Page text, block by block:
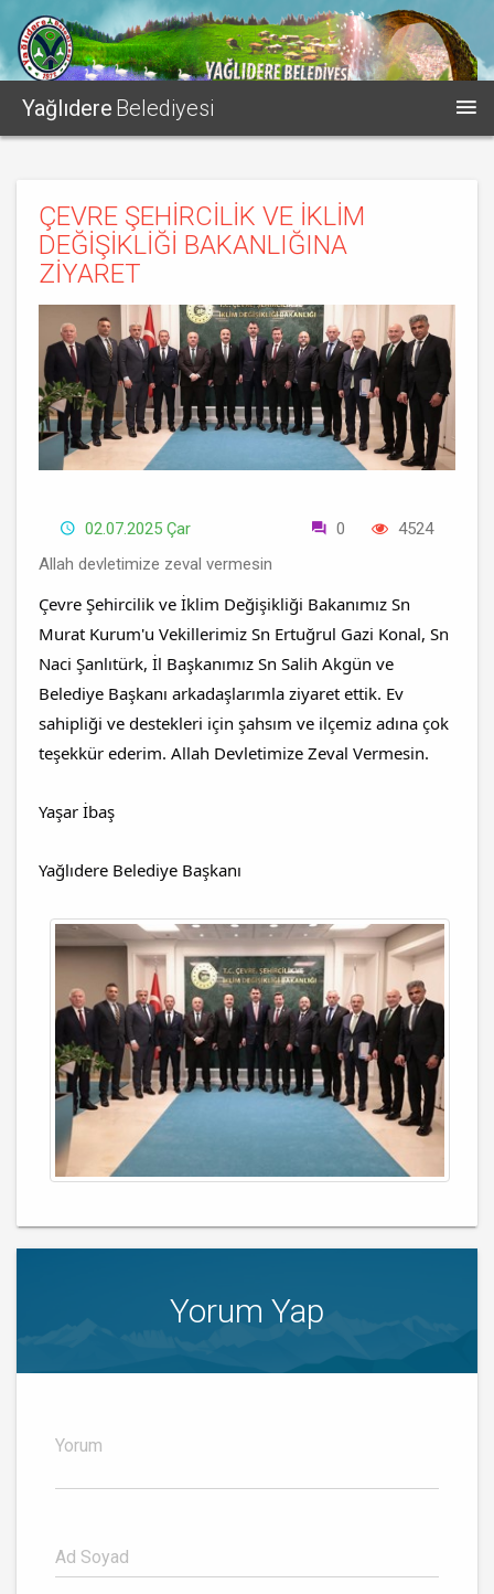
Yağlıdere Belediyesi
ÇEVRE ŞEHİRCİLİK VE İKLİM
DEĞİŞİKLİĞİ BAKANLIĞINA
ZİYARET
02.07.2025 Çar 0
4524
Allah devletimize zeval vermesin
Çevre Şehircilik ve İklim Değişikliği Bakanımız Sn
Murat Kurum'u Vekillerimiz Sn Ertuğrul Gazi Konal, Sn
Naci Şanlıtürk, İl Başkanımız Sn Salih Akgün ve
Belediye Başkanı arkadaşlarımla ziyaret ettik. Ev
sahipliği ve destekleri için şahsım ve ilçemiz adına çok
teşekkür ederim. Allah Devletimize Zeval Vermesin.
Yaşar İbaş
Yağlıdere Belediye Başkanı
Yorum Yap